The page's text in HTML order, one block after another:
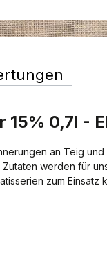
0,7l -
an Teig
werden für
zum Einsatz